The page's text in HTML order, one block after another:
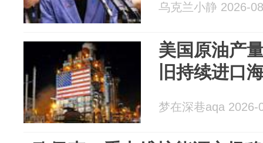
乌克兰小静 2026-
美国原油产
旧持续进口
梦在深巷aqa 2026-